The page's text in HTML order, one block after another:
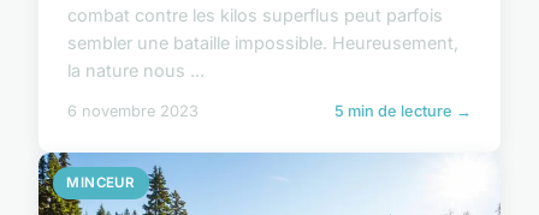
combat contre les kilos superflus peut parfois
sembler une bataille impossible. Heureusement,
la nature nous ...
6 novembre 2023 5 min de lecture →
MINCEUR